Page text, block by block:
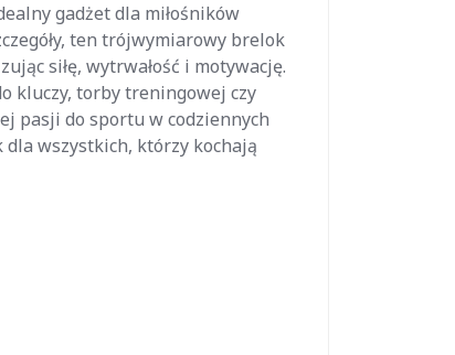
gadżet dla miłośników
ten trójwymiarowy brelok
siłę, wytrwałość i motywację.
kluczy, torby treningowej czy
pasji do sportu w codziennych
wszystkich, którzy kochają